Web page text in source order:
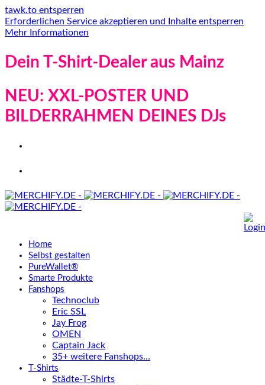
tawk.to entsperren
Erforderlichen Service akzeptieren und Inhalte entsperren
Mehr Informationen
Dein T-Shirt-Dealer aus Mainz
NEU: XXL-POSTER UND
BILDERRAHMEN DEINES DJs
Home
Selbst gestalten
PureWallet®
Smarte Produkte
Fanshops
Technoclub
Eric SSL
Jay Frog
OMEN
Captain Jack
35+ weitere Fanshops…
T-Shirts
Städte-T-Shirts